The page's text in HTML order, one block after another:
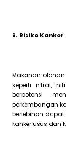
6. Risiko Kanker
Makanan
seperti nitrat,
berpotensi
perkembangan
berlebihan dapat
kanker usus dan